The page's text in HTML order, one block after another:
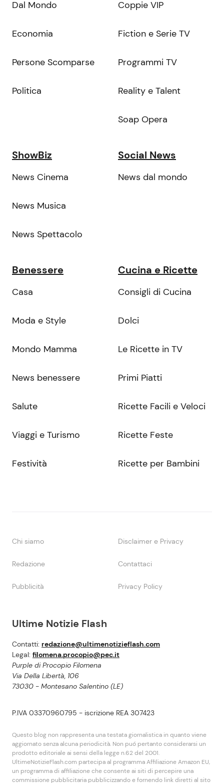
Ultime Notizie Flash
Contatti: redazione@ultimenotizieflash.com
Legal: filomena.procopio@pec.it
Purple di Procopio Filomena
Via Della Libertà, 106
73030 - Montesano Salentino (LE)
P.IVA 03370960795 - iscrizione REA 307423
Questo blog non rappresenta una testata giornalistica in quanto viene
aggiornato senza alcuna periodicità. Non puó pertanto considerarsi un
prodotto editoriale ai sensi della legge n.62 del 2001.
UltimeNotizieFlash.com partecipa al programma Affiliazione Amazon EU,
un programma di affiliazione che consente ai siti di percepire una
commissione pubblicitaria pubblicizzando e fornendo link diretti al sito
Dal Mondo
Economia
Persone Scomparse
Politica
Coppie VIP
Fiction e Serie TV
Programmi TV
Reality e Talent
Soap Opera
ShowBiz
News Cinema
News Musica
News Spettacolo
Social News
News dal mondo
Benessere
Casa
Moda e Style
Mondo Mamma
News benessere
Salute
Viaggi e Turismo
Festività
Cucina e Ricette
Consigli di Cucina
Dolci
Le Ricette in TV
Primi Piatti
Ricette Facili e Veloci
Ricette Feste
Ricette per Bambini
Chi siamo Disclaimer e Privacy
Redazione Contattaci
Pubblicità Privacy Policy